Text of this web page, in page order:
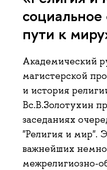
пути к
Академический
магистерской
и история
Вс.В.Золотухин
заседаниях
"Религия и мир".
важнейших
межрелигиозно-